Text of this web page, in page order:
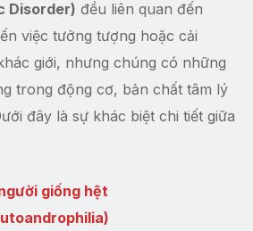
Disorder) đều liên quan đến
việc tưởng tượng hoặc cải
giới, nhưng chúng có những
trong động cơ, bản chất tâm lý
đây là sự khác biệt chi tiết giữa
giống hệt